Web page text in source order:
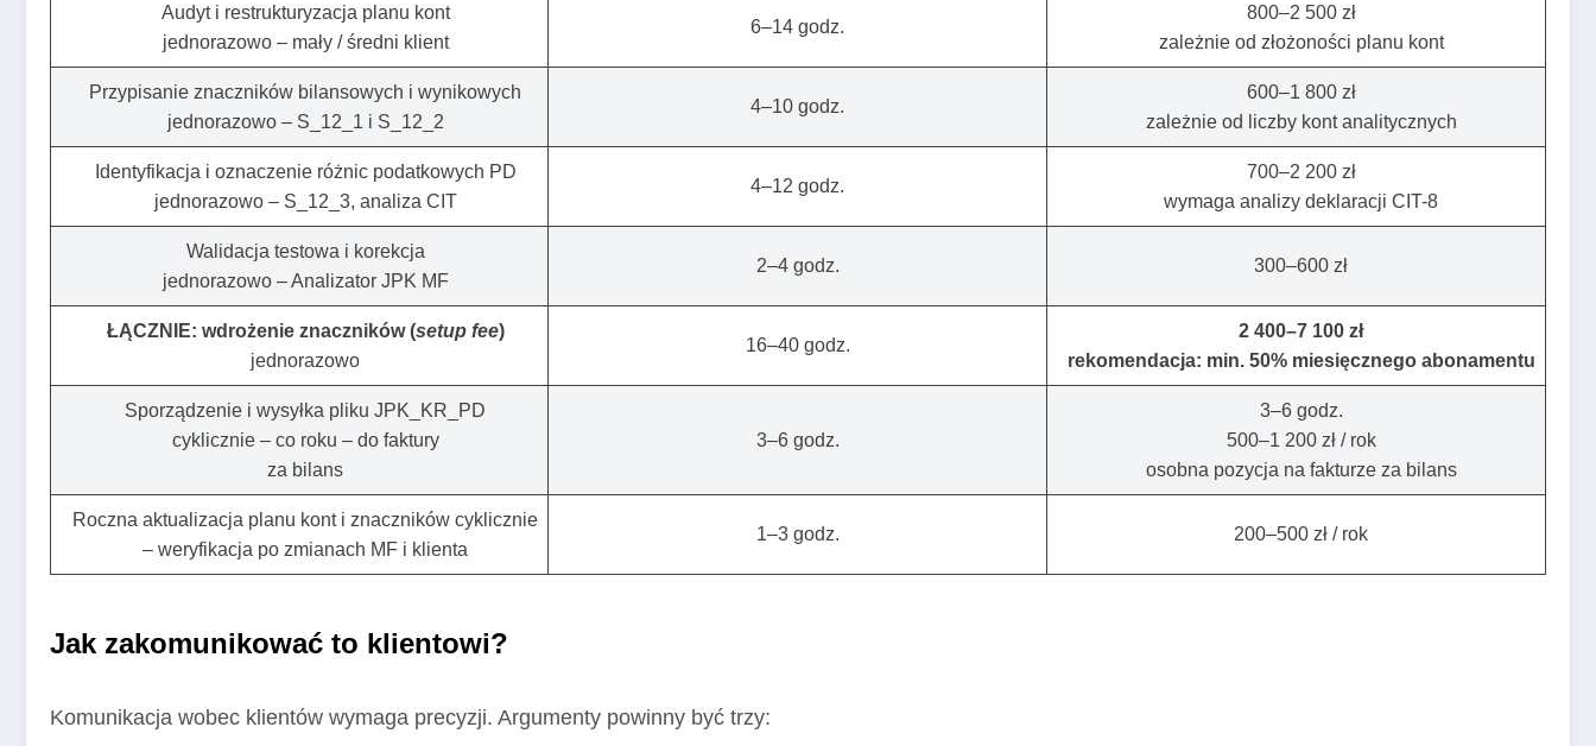
Audyt i restrukturyzacja planu kont
jednorazowo – mały / średni klient
6–14 godz.
800–2 500 zł
zależnie od złożoności planu kont
Przypisanie znaczników bilansowych i wynikowych
jednorazowo – S_12_1 i S_12_2
4–10 godz.
600–1 800 zł
zależnie od liczby kont analitycznych
Identyfikacja i oznaczenie różnic podatkowych PD
jednorazowo – S_12_3, analiza CIT
4–12 godz.
700–2 200 zł
wymaga analizy deklaracji CIT-8
Walidacja testowa i korekcja
jednorazowo – Analizator JPK MF
2–4 godz. 300–600 zł
ŁĄCZNIE: wdrożenie znaczników (setup fee)
jednorazowo
16–40 godz.
2 400–7 100 zł
rekomendacja: min. 50% miesięcznego abonamentu
Sporządzenie i wysyłka pliku JPK_KR_PD
cyklicznie – co roku – do faktury
za bilans
3–6 godz.
3–6 godz.
500–1 200 zł / rok
osobna pozycja na fakturze za bilans
Roczna aktualizacja planu kont i znaczników cyklicznie
– weryfikacja po zmianach MF i klienta
1–3 godz. 200–500 zł / rok
Jak zakomunikować to klientowi?
Komunikacja wobec klientów wymaga precyzji. Argumenty powinny być trzy: